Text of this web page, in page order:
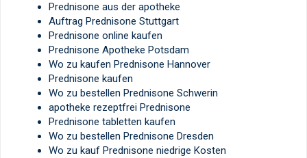
Prednisone aus der apotheke
Auftrag Prednisone Stuttgart
Prednisone online kaufen
Prednisone Apotheke Potsdam
Wo zu kaufen Prednisone Hannover
Prednisone kaufen
Wo zu bestellen Prednisone Schwerin
apotheke rezeptfrei Prednisone
Prednisone tabletten kaufen
Wo zu bestellen Prednisone Dresden
Wo zu kauf Prednisone niedrige Kosten